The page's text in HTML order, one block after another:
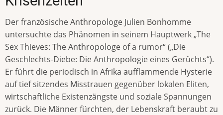
Der französische Anthropologe Julien Bonhomme
untersuchte das Phänomen in seinem Hauptwerk „The
Sex Thieves: The Anthropologe of a rumor“ („Die
Geschlechts-Diebe: Die Anthropologie eines Gerüchts“).
Er führt die periodisch in Afrika aufflammende Hysterie
auf tief sitzendes Misstrauen gegenüber lokalen Eliten,
wirtschaftliche Existenzängste und soziale Spannungen
zurück. Die Männer fürchten, der Lebenskraft beraubt zu